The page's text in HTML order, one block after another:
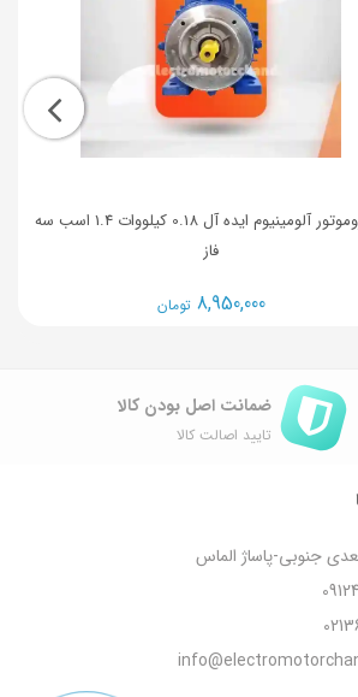
الکتروموتور آلومینیوم ایده آل 0.18 کیلووات 1.4 اسب سه
فاز
8,950,000 تومان
ضمانت اصل ‌بودن کالا
تایید اصالت کالا
جنوبی-پاساژ الماس